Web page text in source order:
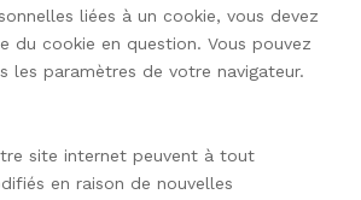
liées à un cookie, vous devez
du cookie en question. Vous pouvez
les paramètres de votre navigateur.
site internet peuvent à tout
en raison de nouvelles